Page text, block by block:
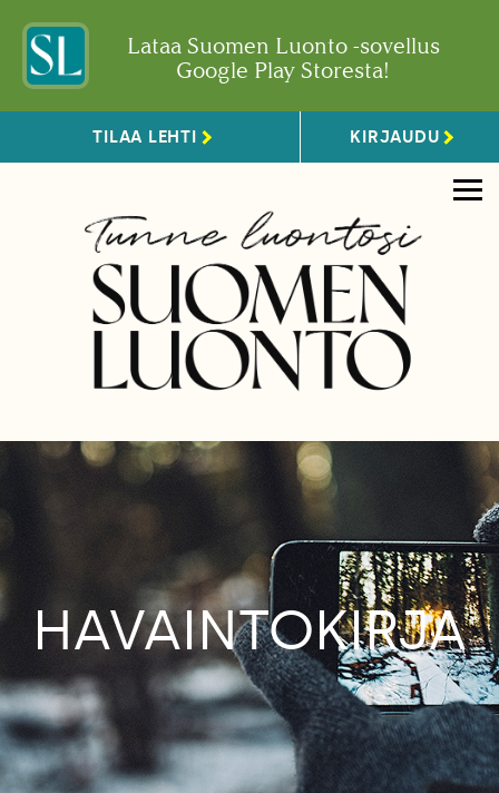
Lataa Suomen Luonto -sovellus
Google Play Storesta!
TILAA LEHTI KIRJAUDU
HAVAINTOKIRJA